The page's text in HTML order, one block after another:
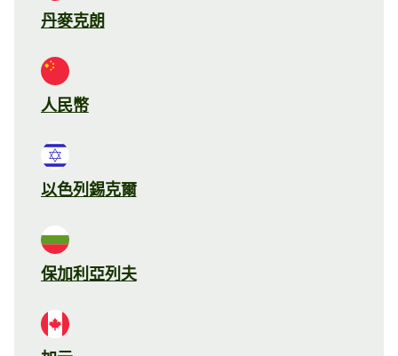
丹麥克朗
人民幣
以色列錫克爾
保加利亞列夫